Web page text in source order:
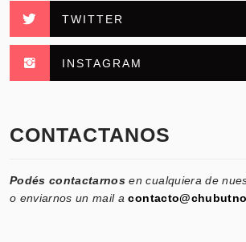
TWITTER
INSTAGRAM
CONTACTANOS
Podés contactarnos en cualquiera de
o enviarnos un mail a